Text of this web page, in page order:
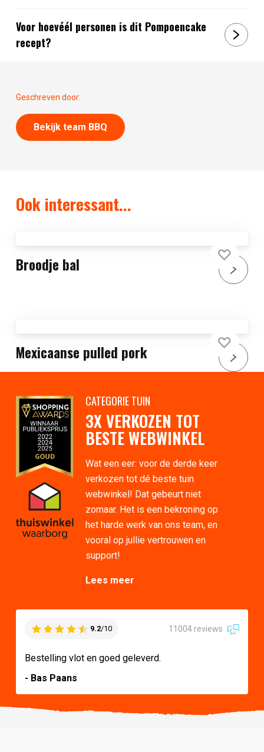
Voor hoevéél personen is dit Pompoencake
recept?
Geschreven door:
Bekijk team BBQ
Ook interessant...
Broodje bal
Mexicaanse pulled pork
CATEGORIE TUIN
3X VERKOZEN TOT
BESTE WEBWINKEL
Wat een eer: voor de derde keer
verkozen tot dé beste tuin
webwinkel! Dat gebeurt niet
zomaar. Het is een bekroning op
het harde werk van ons team, en
vooral op jullie vertrouwen en
support!
Lees meer
9.2/10 11004 reviews
Bestelling vlot en goed geleverd.
- Bas Paans